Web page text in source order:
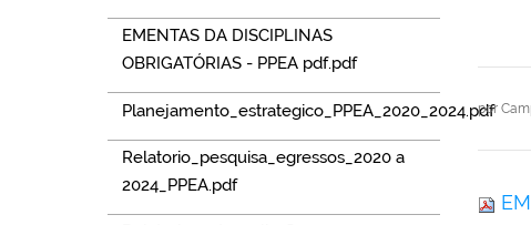
EMENTAS DA DISCIPLINAS
OBRIGATÓRIAS - PPEA pdf.pdf
Planejamento_estrategico_PPEA_2020_2024.pdf
Relatorio_pesquisa_egressos_2020 a
2024_PPEA.pdf
por